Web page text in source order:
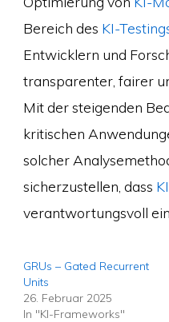
Bereich des KI-
Entwicklern und
transparenter, fairer
Mit der steigenden
kritischen
solcher
sicherzustellen, dass
verantwortungsvoll
GRUs – Gated Recurrent
Units
26. Februar 2025
In "KI-Frameworks"